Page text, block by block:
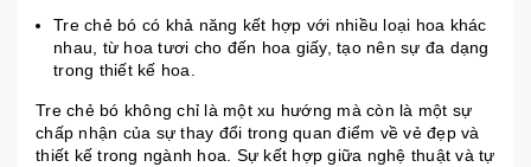
Tre chẻ bó có khả năng kết hợp với nhiều loại hoa khác
nhau, từ hoa tươi cho đến hoa giấy, tạo nên sự đa dạng
trong thiết kế hoa.
Tre chẻ bó không chỉ là một xu hướng mà còn là một sự
chấp nhận của sự thay đổi trong quan điểm về vẻ đẹp và
thiết kế trong ngành hoa. Sự kết hợp giữa nghệ thuật và tự